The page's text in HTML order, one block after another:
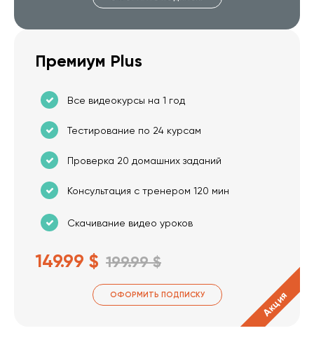
Премиум Plus
Все видеокурсы на 1 год
Тестирование по 24 курсам
Проверка 20 домашних заданий
Консультация с тренером 120 мин
Скачивание видео уроков
149.99 $ 199.99 $
ОФОРМИТЬ ПОДПИСКУ Акция